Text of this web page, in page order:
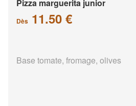
Pizza marguerita junior
Dès 11.50 €
Base tomate, fromage, olives